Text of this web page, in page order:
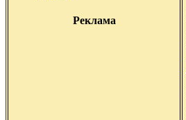
Реклама